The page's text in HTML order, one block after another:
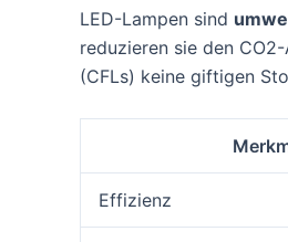
LED-Lampen sind
reduzieren sie den
(CFLs) keine giftigen
Effizienz